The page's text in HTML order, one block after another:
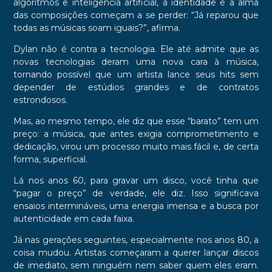
algoritmos e inteligência artificial, a identidade e a alma
das composições começam a se perder: “Já reparou que
todas as músicas soam iguais?”, afirma.
Dylan não é contra a tecnologia. Ele até admite que as
novas tecnologias deram uma nova cara à música,
tornando possível que um artista lance seus hits sem
depender de estúdios grandes e de contratos
estrondosos.
Mas, ao mesmo tempo, ele diz que esse “barato” tem um
preço: a música, que antes exigia comprometimento e
dedicação, virou um processo muito mais fácil e, de certa
forma, superficial.
Lá nos anos 60, para gravar um disco, você tinha que
“pagar o preço” de verdade, ele diz. Isso significava
ensaios intermináveis, uma energia imensa e a busca por
autenticidade em cada faixa.
Já nas gerações seguintes, especialmente nos anos 80, a
coisa mudou. Artistas começaram a querer lançar discos
de imediato, sem ninguém nem saber quem eles eram.